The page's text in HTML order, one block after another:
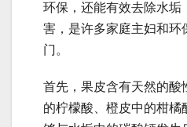
环保，还能有效去除水垢
害，是许多家庭主妇和环
门。
首先，果皮含有天然的酸
的柠檬酸、橙皮中的柑橘